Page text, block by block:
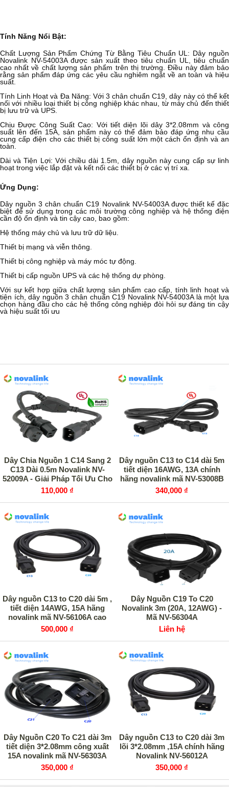
Tính Năng Nổi Bật:
Chất Lượng Sản Phẩm Chứng Từ Bằng Tiêu Chuẩn UL: Dây nguồn
Novalink NV-54003A được sản xuất theo tiêu chuẩn UL, tiêu chuẩn
cao nhất về chất lượng sản phẩm trên thị trường. Điều này đảm bảo
rằng sản phẩm đáp ứng các yêu cầu nghiêm ngặt về an toàn và hiệu
suất.
Tính Linh Hoạt và Đa Năng: Với 3 chân chuẩn C19, dây này có thể kết
nối với nhiều loại thiết bị công nghiệp khác nhau, từ máy chủ đến thiết
bị lưu trữ và UPS.
Chịu Được Công Suất Cao: Với tiết diện lõi dây 3*2.08mm và công
suất lên đến 15A, sản phẩm này có thể đảm bảo đáp ứng nhu cầu
cung cấp điện cho các thiết bị công suất lớn một cách ổn định và an
toàn.
Dài và Tiện Lợi: Với chiều dài 1.5m, dây nguồn này cung cấp sự linh
hoạt trong việc lắp đặt và kết nối các thiết bị ở các vị trí xa.
Ứng Dụng:
Dây nguồn 3 chân chuẩn C19 Novalink NV-54003A được thiết kế đặc
biệt để sử dụng trong các môi trường công nghiệp và hệ thống điện
cần độ ổn định và tin cậy cao, bao gồm:
Hệ thống máy chủ và lưu trữ dữ liệu.
Thiết bị mạng và viễn thông.
Thiết bị công nghiệp và máy móc tự động.
Thiết bị cấp nguồn UPS và các hệ thống dự phòng.
Với sự kết hợp giữa chất lượng sản phẩm cao cấp, tính linh hoạt và
tiện ích, dây nguồn 3 chân chuẩn C19 Novalink NV-54003A là một lựa
chọn hàng đầu cho các hệ thống công nghiệp đòi hỏi sự đáng tin cậy
và hiệu suất tối ưu
Dây Chia Nguồn 1 C14 Sang 2
C13 Dài 0.5m Novalink NV-
52009A - Giải Pháp Tối Ưu Cho
Tủ Rack Data Center
110,000 ₫
Dây nguồn C13 to C14 dài 5m
tiết diện 16AWG, 13A chính
hãng novalink mã NV-53008B
340,000 ₫
Dây nguồn C13 to C20 dài 5m ,
tiết diện 14AWG, 15A hãng
novalink mã NV-56106A cao
cấp
500,000 ₫
Dây Nguồn C19 To C20
Novalink 3m (20A, 12AWG) -
Mã NV-56304A
Liên hệ
Dây Nguồn C20 To C21 dài 3m
tiết diện 3*2.08mm công xuất
15A novalink mã NV-56303A
cao cấp
350,000 ₫
Dây nguồn C13 to C20 dài 3m
lõi 3*2.08mm ,15A chính hãng
Novalink NV-56012A
350,000 ₫